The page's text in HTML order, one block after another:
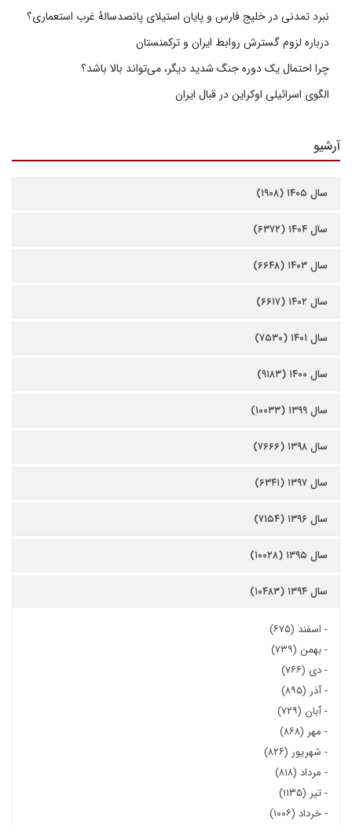
نبرد تمدنی در خلیج فارس و پایان استیلای پانصدسالۀ غرب استعماری؟
درباره لزوم گسترش روابط ایران و ترکمنستان
چرا احتمال یک دوره جنگ شدید دیگر، می‌تواند بالا باشد؟
الگوی اسرائیلی اوکراین در قبال ایران
آرشیو
سال ۱۴۰۵ (۱۹۰۸)
سال ۱۴۰۴ (۶۳۷۲)
سال ۱۴۰۳ (۶۶۴۸)
سال ۱۴۰۲ (۶۶۱۷)
سال ۱۴۰۱ (۷۵۳۰)
سال ۱۴۰۰ (۹۱۸۳)
سال ۱۳۹۹ (۱۰۰۳۳)
سال ۱۳۹۸ (۷۶۶۶)
سال ۱۳۹۷ (۶۳۴۱)
سال ۱۳۹۶ (۷۱۵۴)
سال ۱۳۹۵ (۱۰۰۲۸)
سال ۱۳۹۴ (۱۰۴۸۳)
- اسفند (۶۷۵)
-بهمن (۷۳۹)
-دی (۷۶۶)
-آذر (۸۹۵)
-آبان (۷۲۹)
- مهر (۸۶۸)
- شهریور (۸۲۶)
- مرداد (۸۱۸)
-تیر (۱۱۳۵)
-خرداد (۱۰۰۶)